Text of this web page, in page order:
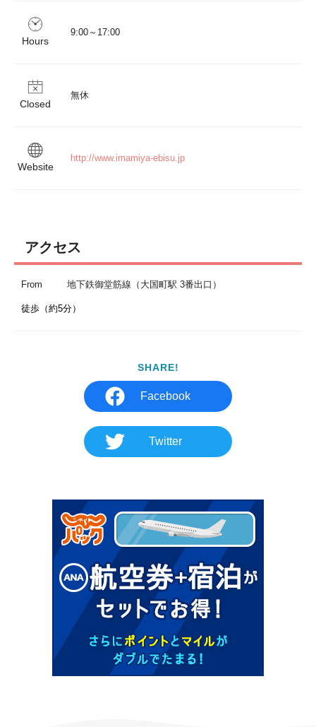
Hours
9:00～17:00
Closed
無休
Website
http://www.imamiya-ebisu.jp
アクセス
From 地下鉄御堂筋線（大国町駅 3番出口）
徒歩（約5分）
SHARE!
Facebook
Twitter